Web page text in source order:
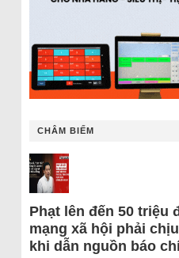
CHÂM BIẾM
Phạt lên đến 50 triệu
mạng xã hội phải
khi dẫn nguồn báo